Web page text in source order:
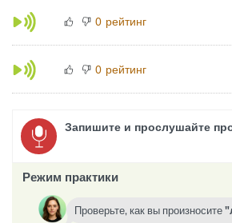
0 рейтинг
0 рейтинг
Запишите и прослушайте
Режим практики
Проверьте, как вы произносите